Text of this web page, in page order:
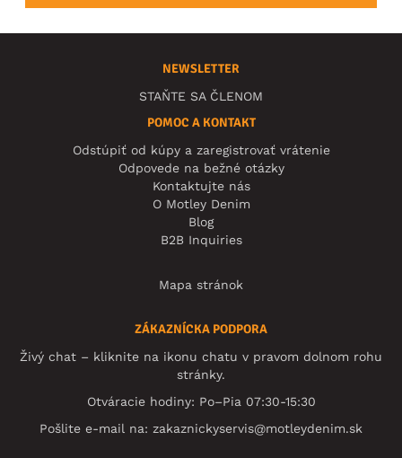
NEWSLETTER
STAŇTE SA ČLENOM
POMOC A KONTAKT
Odstúpiť od kúpy a zaregistrovať vrátenie
Odpovede na bežné otázky
Kontaktujte nás
O Motley Denim
Blog
B2B Inquiries
Mapa stránok
ZÁKAZNÍCKA PODPORA
Živý chat – kliknite na ikonu chatu v pravom dolnom rohu
stránky.
Otváracie hodiny: Po–Pia 07:30-15:30
Pošlite e-mail na: zakaznickyservis@motleydenim.sk